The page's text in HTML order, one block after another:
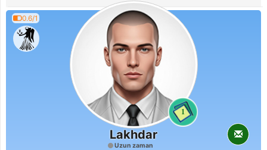
0.6/1
1
Lakhdar
Uzun zaman